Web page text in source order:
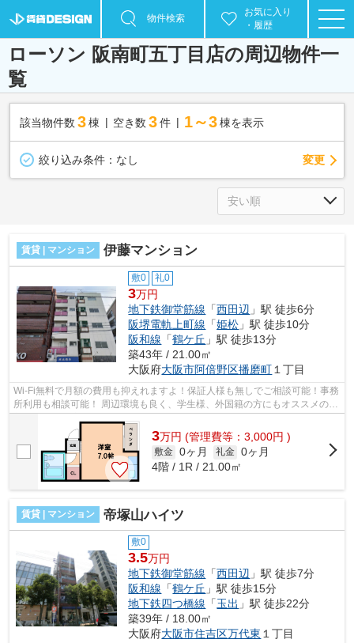
物件検索
お気に入り
・履歴
ローソン 阪南町五丁目店の周辺物件一
覧
該当物件数 3棟 空き数 3 件 1～3 棟を表示
絞り込み条件： なし 変更
賃貸 | マンション 伊藤マンション
敷0 礼0
3万円
地下鉄御堂筋線 「西田辺 」駅 徒歩6分
阪堺電軌上町線 「姫松 」駅 徒歩10分
阪和線 「鶴ケ丘 」駅 徒歩13分
築43年 / 21.00㎡
大阪府大阪市阿倍野区播磨町 １丁目
Wi-Fi無料で月額の費用も抑えれますよ！保証人様も無しでご相談可能！事務
所利用も相談可能！ 周辺環境も良く、学生様、外国籍の方にもオススメのお
部屋です！一度ご内覧下さいませ。...
3万円 (管理費等：3,000円 )
敷金 0ヶ月 礼金 0ヶ月
4階 / 1R / 21.00㎡
賃貸 | マンション 帝塚山ハイツ
敷0
3.5万円
地下鉄御堂筋線 「西田辺 」駅 徒歩7分
阪和線 「鶴ケ丘 」駅 徒歩15分
地下鉄四つ橋線 「玉出 」駅 徒歩22分
築39年 / 18.00㎡
大阪府大阪市住吉区万代東 １丁目